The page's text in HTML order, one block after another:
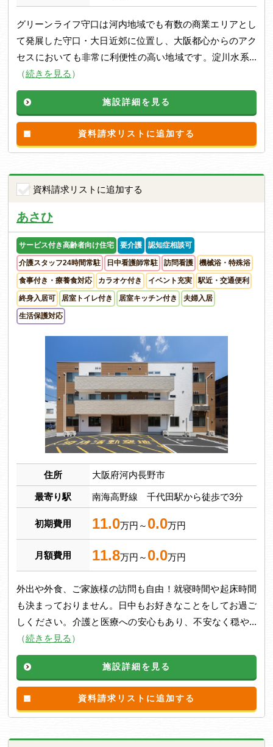
グリーンライフ守口は河内地域でも有数の商業エリアとし
て発展した守口・大日近郊に位置し、大阪都心からのアク
セスにおいても非常に利便性の高い地域です。淀川水系...
（続きを見る ）
施設詳細を見る
資料請求リストに追加する
資料請求リストに追加する
あさひ
サービス付き高齢者向け住宅 要介護 認知症相談可
介護スタッフ24時間常駐 日中看護師常駐 訪問看護 機械浴・特殊浴
食事付き・療養食対応 カラオケ付き イベント充実 駅近・交通便利
終身入居可 居室トイレ付き 居室キッチン付き 夫婦入居
生活保護対応
住所 大阪府河内長野市
最寄り駅 南海高野線 千代田駅から徒歩で3分
初期費用 11.0万円～ 0.0万円
月額費用 11.8万円～ 0.0万円
外出や外食、ご家族様の訪問も自由！就寝時間や起床時間
も決まっておりません。日中もお好きなことをしてお過ご
しください。介護と医療への安心もあり、不安なく穏や...
（続きを見る ）
施設詳細を見る
資料請求リストに追加する